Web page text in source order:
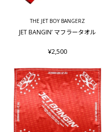
THE JET BOY BANGERZ
JET BANGIN’ マフラータオル
¥2,500